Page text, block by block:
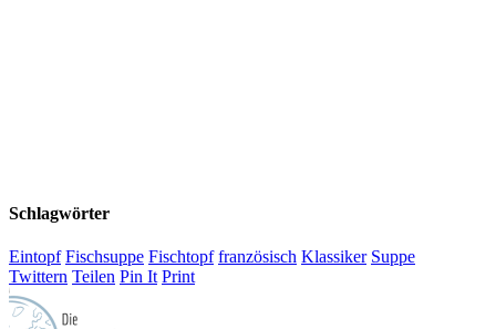
Schlagwörter
Eintopf Fischsuppe Fischtopf französisch Klassiker Suppe
Twittern Teilen Pin It Print